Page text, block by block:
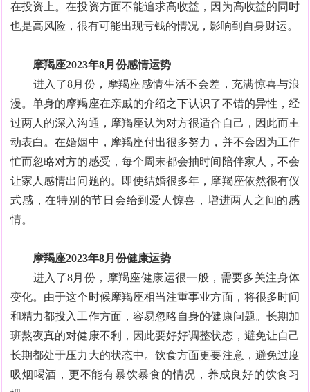
在投资上。在投资方面不能追求高收益，因为高收益的同时
也是高风险，很有可能出现亏钱的情况，影响到自身财运。
摩羯座2023年8月份感情运势
进入了8月份，摩羯座感情生活不会差，充满惊喜与浪
漫。单身的摩羯座在亲戚的介绍之下认识了不错的异性，经
过两人的深入沟通，摩羯座认为对方很适合自己，因此而主
动表白。在婚姻中，摩羯座付出很多努力，并不会因为工作
忙而忽略对方的感受，每个周末都会抽时间陪伴家人，不会
让家人感情出问题的。即使结婚很多年，摩羯座依然很有仪
式感，在特别的节日会给到爱人惊喜，增进两人之间的感
情。
摩羯座2023年8月份健康运势
进入了8月份，摩羯座健康运很一般，需要多关注身体
变化。由于这个时候摩羯座相当注重事业方面，将很多时间
和精力都投入工作方面，容易忽略自身的健康问题。长期加
班熬夜真的对健康不利，因此要好好调整状态，避免让自己
长期都处于压力大的状态中。饮食方面更要注意，避免过度
吸烟喝酒，更不能有暴饮暴食的情况，养成良好的饮食习